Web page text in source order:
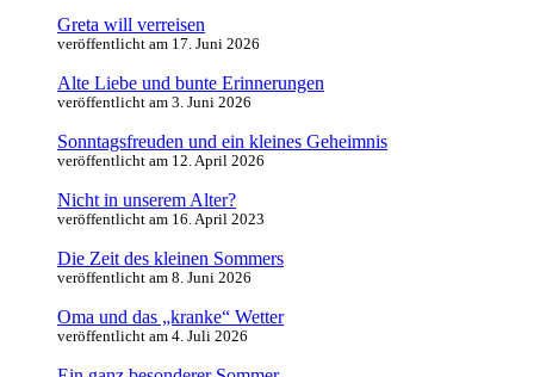
Greta will verreisen
veröffentlicht am 17. Juni 2026
Alte Liebe und bunte Erinnerungen
veröffentlicht am 3. Juni 2026
Sonntagsfreuden und ein kleines Geheimnis
veröffentlicht am 12. April 2026
Nicht in unserem Alter?
veröffentlicht am 16. April 2023
Die Zeit des kleinen Sommers
veröffentlicht am 8. Juni 2026
Oma und das „kranke“ Wetter
veröffentlicht am 4. Juli 2026